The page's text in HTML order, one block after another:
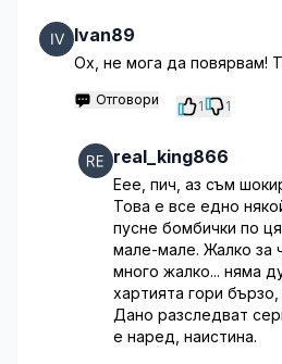
Ivan89
Ох, не мога да повярвам!
Отговори 1 1
real_king866
Еее, пич, аз съм
Това е все едно
пусне бомбички по
мале-мале. Жалко за
много жалко... няма
хартията гори
Дано разследват
е наред, наистина.